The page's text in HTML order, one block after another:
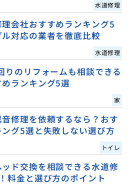
水道修理
会社おすすめランキング5
対応の業者を徹底比較
水道修理
りのリフォームも相談できる
ランキング5選
家
修理を依頼するなら？おす
グ5選と失敗しない選び方
トイレ
ド交換を相談できる水道修
料金と選び方のポイント